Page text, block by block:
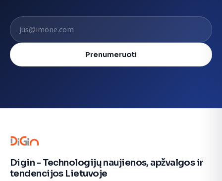
El. pašto adresas
Prenumeruoti
Digin - Technologijų naujienos, apžvalgos ir
tendencijos Lietuvoje